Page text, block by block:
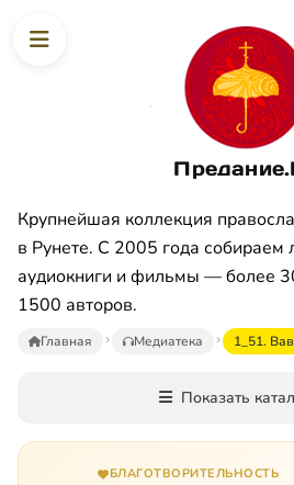
Крупнейшая коллекция
в Рунете. С 2005 года собираем
аудиокниги и фильмы — более
1500 авторов.
Главная Медиатека 1_51.
Показать
БЛАГОТВОРИТЕЛЬНОСТЬ